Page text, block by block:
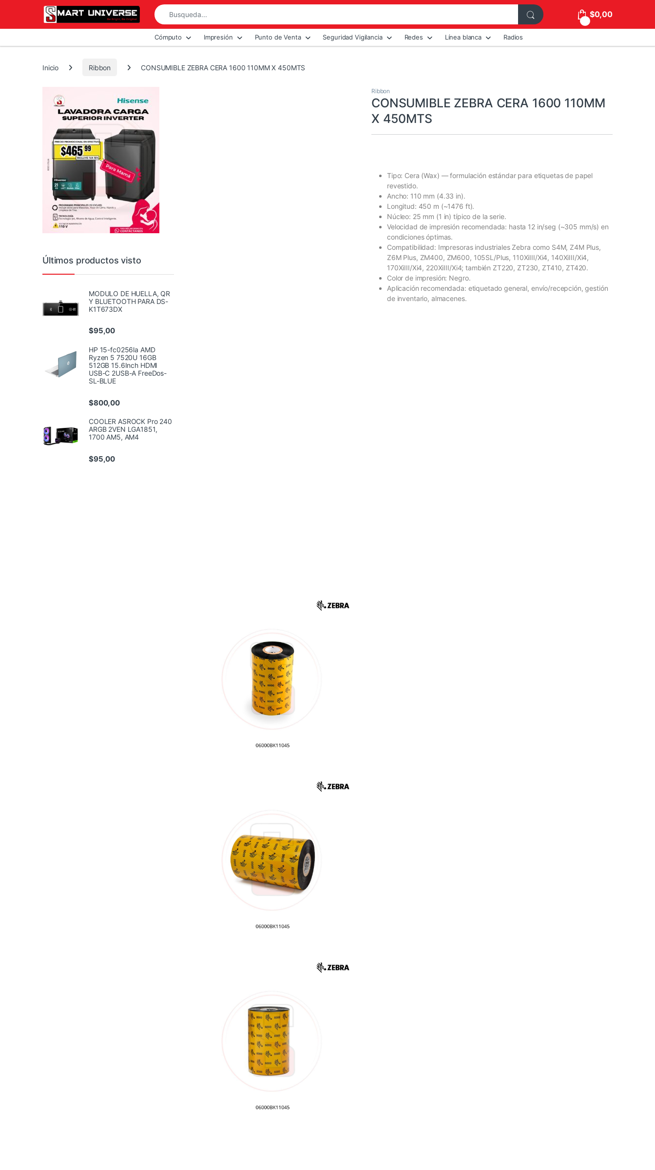
Skip to navigation
Skip to content Search for:
$0,00
Cómputo Impresión Punto de Venta Seguridad Vigilancia Redes Línea blanca Radios
Inicio Ribbon CONSUMIBLE ZEBRA CERA 1600 110MM X 450MTS
Ribbon
CONSUMIBLE ZEBRA CERA 1600 110MM
X 450MTS
Tipo: Cera (Wax) — formulación estándar para etiquetas de papel
revestido.
Ancho: 110 mm (4.33 in).
Longitud: 450 m (~1476 ft).
Núcleo: 25 mm (1 in) típico de la serie.
Velocidad de impresión recomendada: hasta 12 in/seg (~305 mm/s) en
condiciones óptimas.
Compatibilidad: Impresoras industriales Zebra como S4M, Z4M Plus,
Z6M Plus, ZM400, ZM600, 105SL/Plus, 110XiIII/Xi4, 140XiIII/Xi4,
170XiIII/Xi4, 220XiIII/Xi4; también ZT220, ZT230, ZT410, ZT420.
Color de impresión: Negro.
Aplicación recomendada: etiquetado general, envío/recepción, gestión
de inventario, almacenes.
Últimos productos visto
MODULO DE HUELLA, QR
Y BLUETOOTH PARA DS-
K1T673DX
$95,00
HP 15-fc0256la AMD
Ryzen 5 7520U 16GB
512GB 15.6Inch HDMI
USB-C 2USB-A FreeDos-
SL-BLUE
$800,00
COOLER ASROCK Pro 240
ARGB 2VEN LGA1851,
1700 AM5, AM4
$95,00